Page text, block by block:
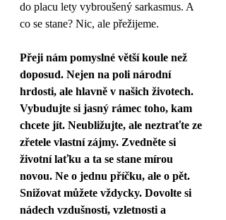
do placu lety vybroušený sarkasmus. A
co se stane? Nic, ale přežijeme.
Přeji nám pomyslné větší koule než
doposud. Nejen na poli národní
hrdosti, ale hlavně v našich životech.
Vybudujte si jasný rámec toho, kam
chcete jít. Neubližujte, ale neztraťte ze
zřetele vlastní zájmy. Zvedněte si
životní laťku a ta se stane mírou
novou. Ne o jednu příčku, ale o pět.
Snižovat můžete vždycky. Dovolte si
nádech vzdušnosti, vzletnosti a